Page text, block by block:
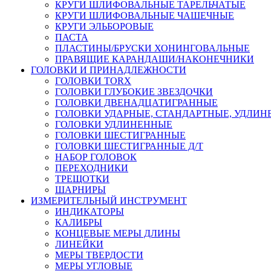
КРУГИ ШЛИФОВАЛЬНЫЕ ТАРЕЛЬЧАТЫЕ
КРУГИ ШЛИФОВАЛЬНЫЕ ЧАШЕЧНЫЕ
КРУГИ ЭЛЬБОРОВЫЕ
ПАСТА
ПЛАСТИНЫ/БРУСКИ ХОНИНГОВАЛЬНЫЕ
ПРАВЯЩИЕ КАРАНДАШИ/НАКОНЕЧНИКИ
ГОЛОВКИ И ПРИНАДЛЕЖНОСТИ
ГОЛОВКИ TORX
ГОЛОВКИ ГЛУБОКИЕ ЗВЕЗДОЧКИ
ГОЛОВКИ ДВЕНАДЦАТИГРАННЫЕ
ГОЛОВКИ УДАРНЫЕ, СТАНДАРТНЫЕ,
ГОЛОВКИ УДЛИНЕННЫЕ
ГОЛОВКИ ШЕСТИГРАННЫЕ
ГОЛОВКИ ШЕСТИГРАННЫЕ Д/Т
НАБОР ГОЛОВОК
ПЕРЕХОДНИКИ
ТРЕЩОТКИ
ШАРНИРЫ
ИЗМЕРИТЕЛЬНЫЙ ИНСТРУМЕНТ
ИНДИКАТОРЫ
КАЛИБРЫ
КОНЦЕВЫЕ МЕРЫ ДЛИНЫ
ЛИНЕЙКИ
МЕРЫ ТВЕРДОСТИ
МЕРЫ УГЛОВЫЕ